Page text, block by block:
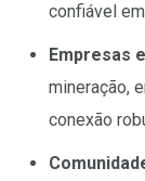
confiável
Empresas
mineração,
conexão